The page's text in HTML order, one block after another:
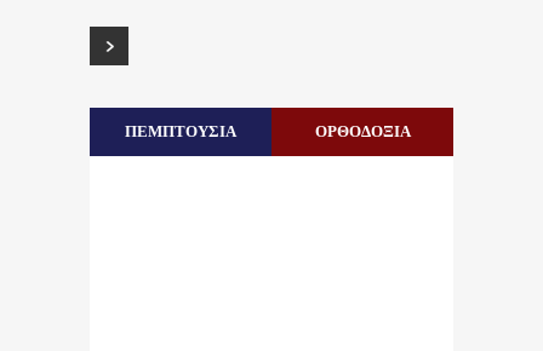
ΠΕΜΠΤΟΥΣΙΑ ΟΡΘΟΔΟΞΙΑ